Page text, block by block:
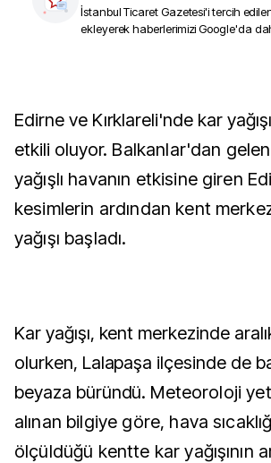
İstanbul Ticaret Gazetesi'i tercih
ekleyerek haberlerimizi Google'da
Edirne ve Kırklareli'nde kar yağışı aralıklarla
etkili oluyor. Balkanlar'dan
yağışlı havanın etkisine giren
kesimlerin ardından kent
yağışı başladı.
Kar yağışı, kent merkezinde
olurken, Lalapaşa ilçesinde de
beyaza büründü. Meteoroloji
alınan bilgiye göre, hava
ölçüldüğü kentte kar yağışının